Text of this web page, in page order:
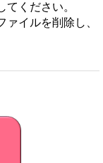
ます）とVAIO
るものです。
条約その他知的財
す。許諾ソフトウ
さまに対して使
てください。
イルを削除し、